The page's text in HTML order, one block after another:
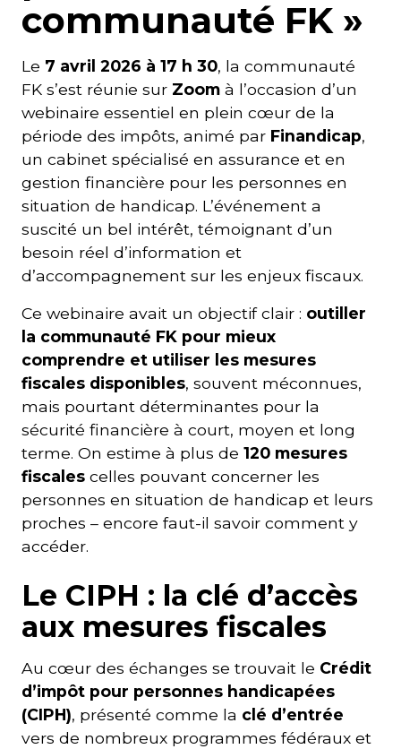
communauté FK »
Le 7 avril 2026 à 17 h 30, la communauté
FK s’est réunie sur Zoom à l’occasion d’un
webinaire essentiel en plein cœur de la
période des impôts, animé par Finandicap,
un cabinet spécialisé en assurance et en
gestion financière pour les personnes en
situation de handicap. L’événement a
suscité un bel intérêt, témoignant d’un
besoin réel d’information et
d’accompagnement sur les enjeux fiscaux.
Ce webinaire avait un objectif clair : outiller
la communauté FK pour mieux
comprendre et utiliser les mesures
fiscales disponibles, souvent méconnues,
mais pourtant déterminantes pour la
sécurité financière à court, moyen et long
terme. On estime à plus de 120 mesures
fiscales celles pouvant concerner les
personnes en situation de handicap et leurs
proches – encore faut-il savoir comment y
accéder.
Le CIPH : la clé d’accès
aux mesures fiscales
Au cœur des échanges se trouvait le Crédit
d’impôt pour personnes handicapées
(CIPH), présenté comme la clé d’entrée
vers de nombreux programmes fédéraux et